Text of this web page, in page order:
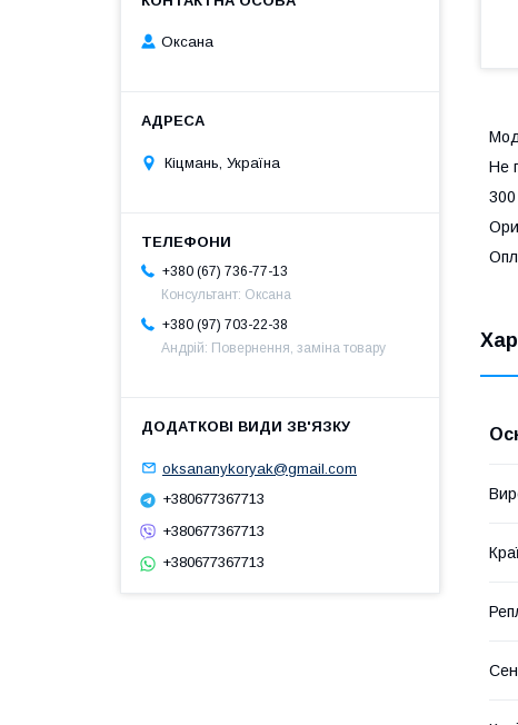
Не
300
Оксана
Кіцмань, Україна
+380 (67) 736-77-13
Консультант: Оксана
+380 (97) 703-22-38
Андрій: Повернення, заміна товару
oksananykoryak@gmail.com
+380677367713
+380677367713
+380677367713